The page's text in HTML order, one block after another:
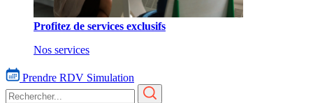
Profitez de services exclusifs
Nos services
Prendre RDV Simulation